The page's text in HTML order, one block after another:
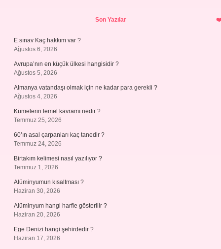
Son Yazılar
E sınav Kaç hakkım var ?
Ağustos 6, 2026
Avrupa’nın en küçük ülkesi hangisidir ?
Ağustos 5, 2026
Almanya vatandaşı olmak için ne kadar para gerekli ?
Ağustos 4, 2026
Kümelerin temel kavramı nedir ?
Temmuz 25, 2026
60’ın asal çarpanları kaç tanedir ?
Temmuz 24, 2026
Birtakım kelimesi nasıl yazılıyor ?
Temmuz 1, 2026
Alüminyumun kısaltması ?
Haziran 30, 2026
Alüminyum hangi harfle gösterilir ?
Haziran 20, 2026
Ege Denizi hangi şehirdedir ?
Haziran 17, 2026